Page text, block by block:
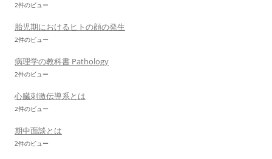
2件のビュー
胎児期におけるヒトの顔の発生
2件のビュー
病理学の教科書 Pathology
2件のビュー
心臓刺激伝導系とは
2件のビュー
期中面談とは
2件のビュー